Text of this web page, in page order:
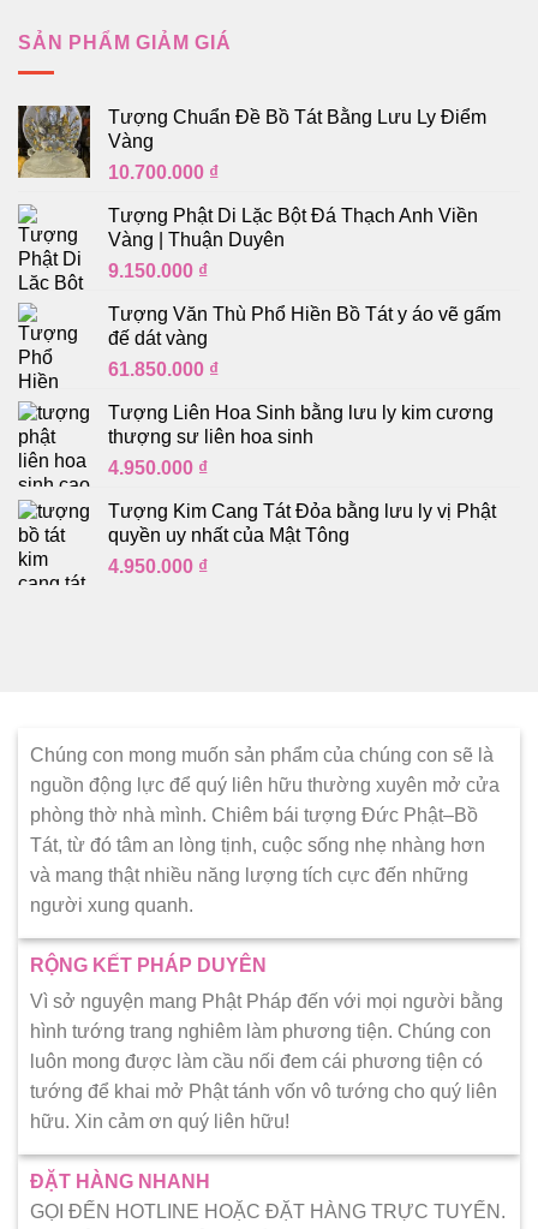
SẢN PHẨM GIẢM GIÁ
Tượng Chuẩn Đề Bồ Tát Bằng Lưu Ly Điểm
Vàng
10.700.000 ₫
Tượng Phật Di Lặc Bột Đá Thạch Anh Viền
Vàng | Thuận Duyên
9.150.000 ₫
Tượng Văn Thù Phổ Hiền Bồ Tát y áo vẽ gấm
đế dát vàng
61.850.000 ₫
Tượng Liên Hoa Sinh bằng lưu ly kim cương
thượng sư liên hoa sinh
4.950.000 ₫
Tượng Kim Cang Tát Đỏa bằng lưu ly vị Phật
quyền uy nhất của Mật Tông
4.950.000 ₫
Chúng con mong muốn sản phẩm của chúng con sẽ là
nguồn động lực để quý liên hữu thường xuyên mở cửa
phòng thờ nhà mình. Chiêm bái tượng Đức Phật–Bồ
Tát, từ đó tâm an lòng tịnh, cuộc sống nhẹ nhàng hơn
và mang thật nhiều năng lượng tích cực đến những
người xung quanh.
RỘNG KẾT PHÁP DUYÊN
Vì sở nguyện mang Phật Pháp đến với mọi người bằng
hình tướng trang nghiêm làm phương tiện. Chúng con
luôn mong được làm cầu nối đem cái phương tiện có
tướng để khai mở Phật tánh vốn vô tướng cho quý liên
hữu. Xin cảm ơn quý liên hữu!
ĐẶT HÀNG NHANH
GỌI ĐẾN HOTLINE HOẶC ĐẶT HÀNG TRỰC TUYẾN.